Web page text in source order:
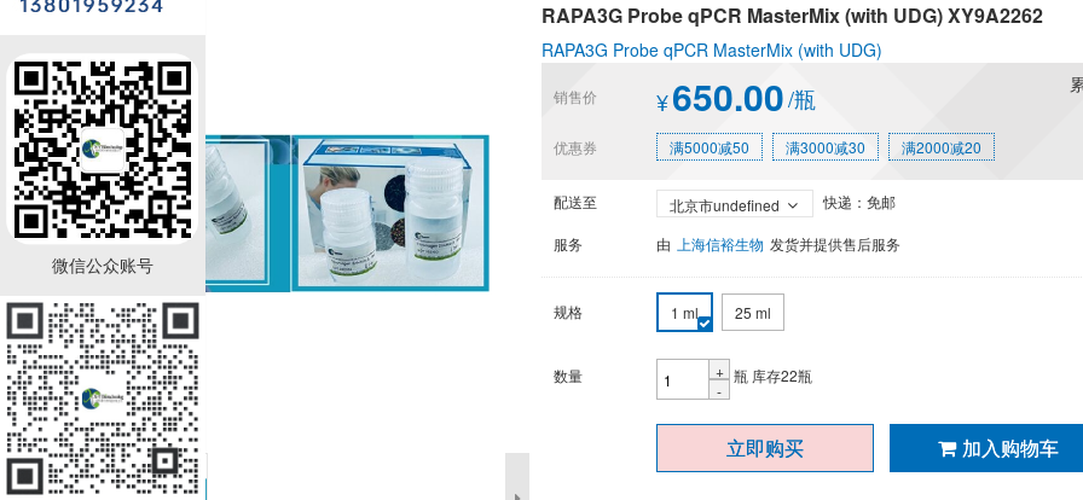
微信公众账号
RAPA3G Probe qPCR MasterMix (with UDG) XY9A2262
RAPA3G Probe qPCR MasterMix (with UDG)
销售价 ¥650.00/瓶
优惠券 满5000减50 满3000减30 满2000减20
配送至 北京市undefined 快递：免邮
服务 由 上海信裕生物 发货并提供售后服务
规格 1 ml 25 ml
数量
+
-
瓶 库存22瓶
立即购买 加入购物车